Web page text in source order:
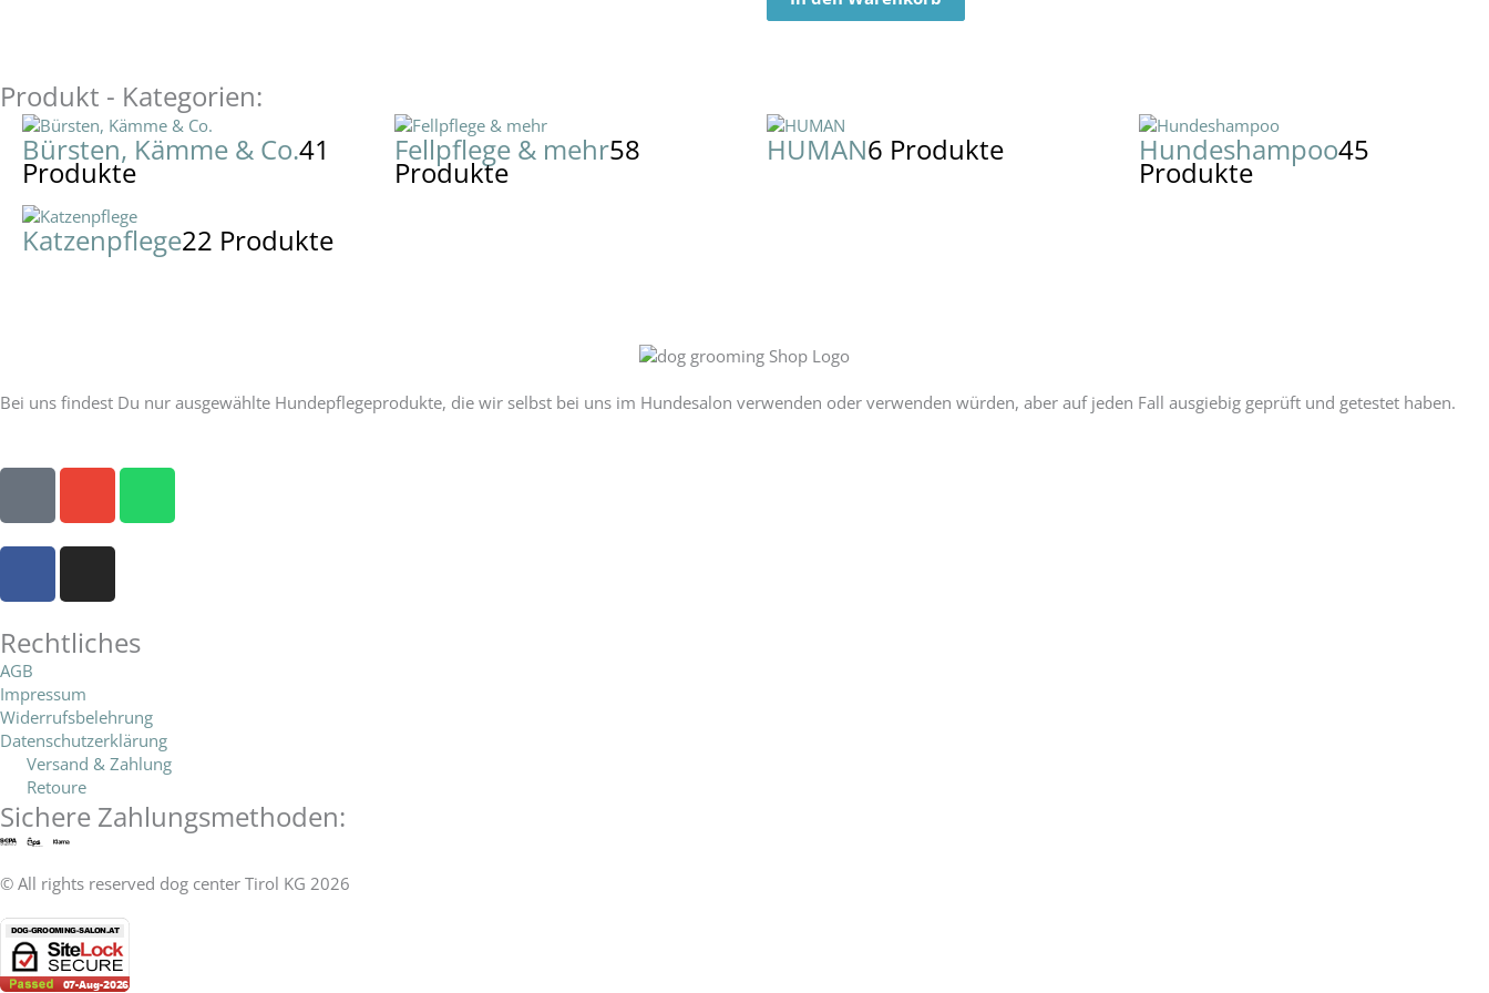
Produkt - Kategorien:
Bürsten, Kämme & Co.41
Produkte
Fellpflege & mehr58
Produkte
HUMAN6 Produkte Hundeshampoo45
Produkte
Katzenpflege22 Produkte
Bei uns findest Du nur ausgewählte Hundepflegeprodukte, die wir selbst bei uns im Hundesalon verwenden oder verwenden würden, aber auf jeden Fall ausgiebig geprüft und getestet haben.
P
o
E
v
p
W
a
F
c
e
b
o
o
k
-
f
I
s
t
r
a
m
Rechtliches
AGB
Impressum
Widerrufsbelehrung
Datenschutzerklärung
Versand & Zahlung
Retoure
Sichere Zahlungsmethoden:
© All rights reserved dog center Tirol KG 2026